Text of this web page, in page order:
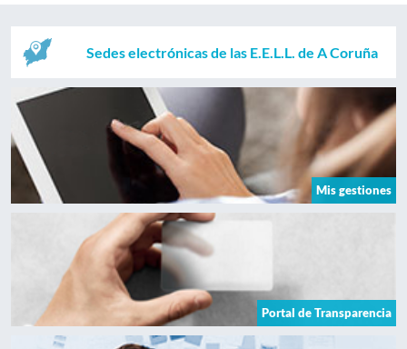
Sedes electrónicas de las E.E.L.L. de A Coruña
Mis gestiones
Portal de Transparencia